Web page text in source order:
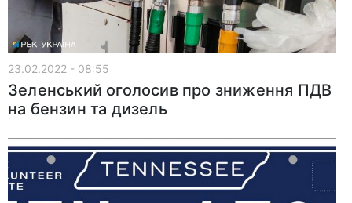
23.02.2022 - 08:55
Зеленський оголосив про зниження ПДВ
на бензин та дизель